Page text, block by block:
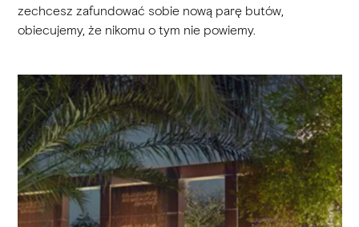
zechcesz zafundować sobie nową parę butów,
obiecujemy, że nikomu o tym nie powiemy.